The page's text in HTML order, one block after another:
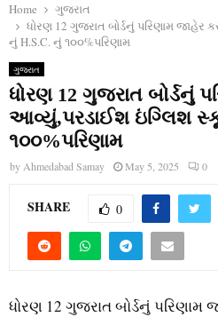
Home
ગુજરાત
ધોરણ 12 ગુજરાત બોર્ડનું પરિણામ
નું H.S.C. નું ૧૦૦%પરિણામ
ગુજરાત
ધોરણ 12 ગુજરાત બોર્ડનું
આવ્યું,પરડાઈશ ઇંગ્લિશ
૧૦૦%પરિણામ
by Ahmedabad Samay May 5, 2025 0
SHARE 0
ધોરણ 12 ગુજરાત બોર્ડનું